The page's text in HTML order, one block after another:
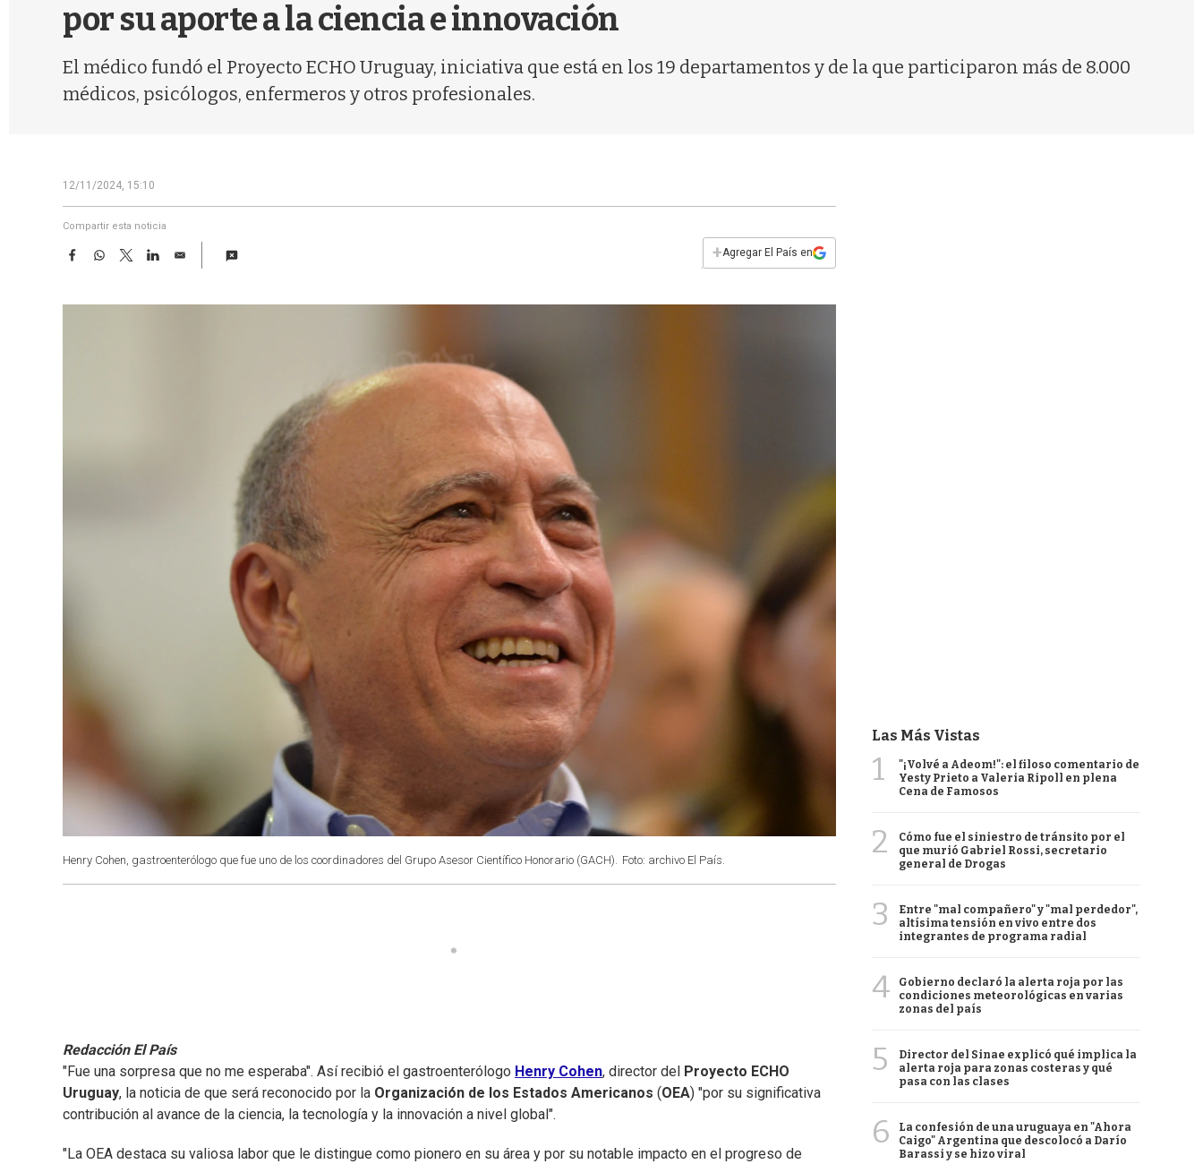
por su aporte a la ciencia e innovación
El médico fundó el Proyecto ECHO Uruguay, iniciativa que está en los 19 departamentos y de la que participaron más de 8.000
médicos, psicólogos, enfermeros y otros profesionales.
12/11/2024, 15:10
Compartir esta noticia
F
e
W
t
T
w
t
L
k
E
i
+Agregar El País en
Henry Cohen, gastroenterólogo que fue uno de los coordinadores del Grupo Asesor Científico Honorario (GACH). Foto: archivo El País.
Redacción El País
"Fue una sorpresa que no me esperaba". Así recibió el gastroenterólogo Henry Cohen, director del
Proyecto ECHO
Uruguay, la noticia de que será reconocido por la Organización de los Estados Americanos (OEA) "por su significativa
contribución al avance de la ciencia, la tecnología y la innovación a nivel global".
"La OEA destaca su valiosa labor que le distingue como pionero en su área y por su notable impacto en el progreso de
Las Más Vistas
1
"¡Volvé a Adeom!": el filoso comentario de
Yesty Prieto a Valeria Ripoll en plena
Cena de Famosos
2
Cómo fue el siniestro de tránsito por el
que murió Gabriel Rossi, secretario
general de Drogas
3
Entre "mal compañero" y "mal perdedor",
altísima tensión en vivo entre dos
integrantes de programa radial
4
Gobierno declaró la alerta roja por las
condiciones meteorológicas en varias
zonas del país
5
Director del Sinae explicó qué implica la
alerta roja para zonas costeras y qué
pasa con las clases
6
La confesión de una uruguaya en "Ahora
Caigo" Argentina que descolocó a Darío
Barassi y se hizo viral